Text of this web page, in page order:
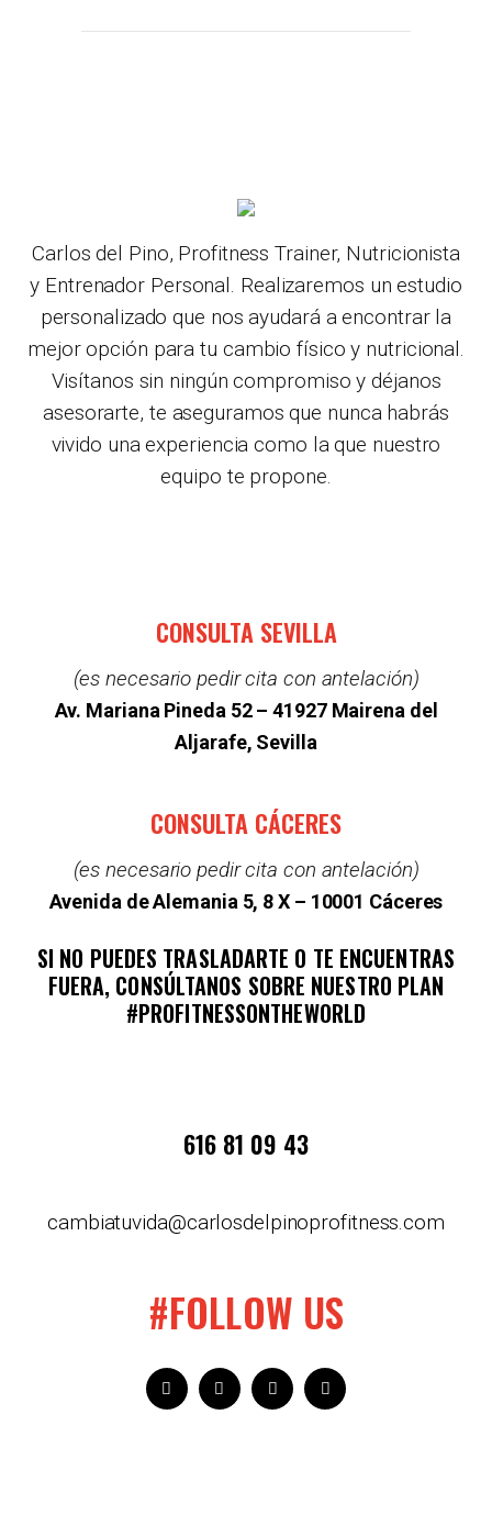
Carlos del Pino, Profitness Trainer, Nutricionista
y Entrenador Personal. Realizaremos un estudio
personalizado que nos ayudará a encontrar la
mejor opción para tu cambio físico y nutricional.
Visítanos sin ningún compromiso y déjanos
asesorarte, te aseguramos que nunca habrás
vivido una experiencia como la que nuestro
equipo te propone.
CONSULTA SEVILLA
(es necesario pedir cita con antelación)
Av. Mariana Pineda 52 –41927 Mairena del
Aljarafe, Sevilla
CONSULTA CÁCERES
(es necesario pedir cita con antelación)
Avenida de Alemania 5, 8 X – 10001 Cáceres
SI NO PUEDES TRASLADARTE O TE ENCUENTRAS
FUERA, CONSÚLTANOS SOBRE NUESTRO PLAN
#PROFITNESSONTHEWORLD
616 81 09 43
cambiatuvida@carlosdelpinoprofitness.com
#FOLLOW US